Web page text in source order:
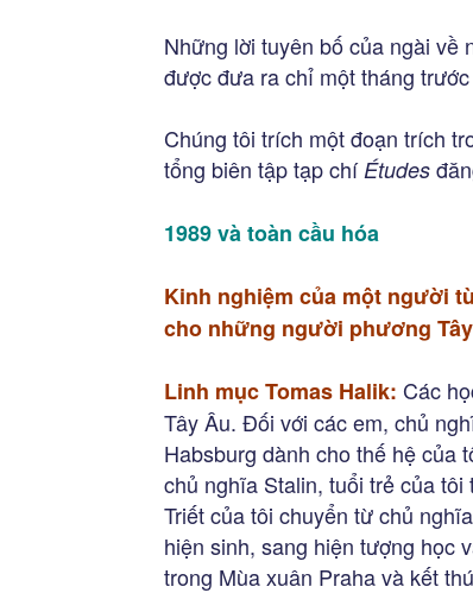
Những lời tuyên bố của ngài về
được đưa ra chỉ một tháng
Chúng tôi trích một đoạn trích
tổng biên tập tạp chíÉtudes
1989 và toàn cầu hóa
Kinh nghiệm của một người
cho những người phương
Linh mục Tomas Halik: Các
Tây Âu. Đối với các em, chủ
Habsburg dành cho thế hệ của
chủ nghĩa Stalin, tuổi trẻ của
Triết của tôi chuyển từ chủ
hiện sinh, sang hiện tượng học
trong Mùa xuân Praha và kết